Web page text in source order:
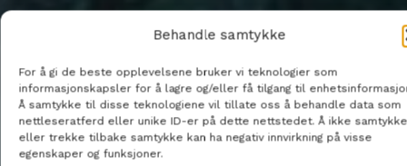
Behandle samtykke
For å gi de beste opplevelsene bruker vi teknologier som
informasjonskapsler for å lagre og/eller få tilgang til
Å samtykke til disse teknologiene vil tillate oss å behandle data som
nettleseratferd eller unike ID-er på dette nettstedet. Å ikke samtykke
eller trekke tilbake samtykke kan ha negativ innvirkning på visse
egenskaper og funksjoner.